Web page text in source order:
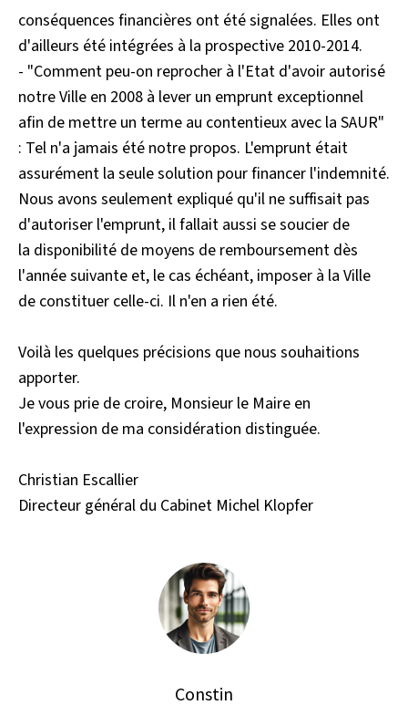
conséquences financières ont été signalées. Elles ont
d'ailleurs été intégrées à la prospective 2010-2014.
- "Comment peu-on reprocher à l'Etat d'avoir autorisé
notre Ville en 2008 à lever un emprunt exceptionnel
afin de mettre un terme au contentieux avec la SAUR"
: Tel n'a jamais été notre propos. L'emprunt était
assurément la seule solution pour financer l'indemnité.
Nous avons seulement expliqué qu'il ne suffisait pas
d'autoriser l'emprunt, il fallait aussi se soucier de
la disponibilité de moyens de remboursement dès
l'année suivante et, le cas échéant, imposer à la Ville
de constituer celle-ci. Il n'en a rien été.
Voilà les quelques précisions que nous souhaitions
apporter.
Je vous prie de croire, Monsieur le Maire en
l'expression de ma considération distinguée.
Christian Escallier
Directeur général du Cabinet Michel Klopfer
Constin